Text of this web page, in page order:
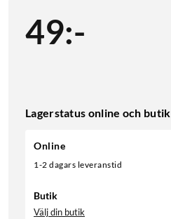
49:-
Lagerstatus online och butik
Online
1-2 dagars leveranstid
Butik
Välj din butik